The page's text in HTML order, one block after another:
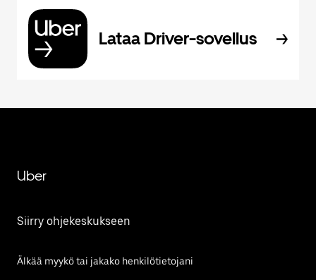
Lataa Driver-sovellus
Uber
Siirry ohjekeskukseen
Älkää myykö tai jakako henkilötietojani